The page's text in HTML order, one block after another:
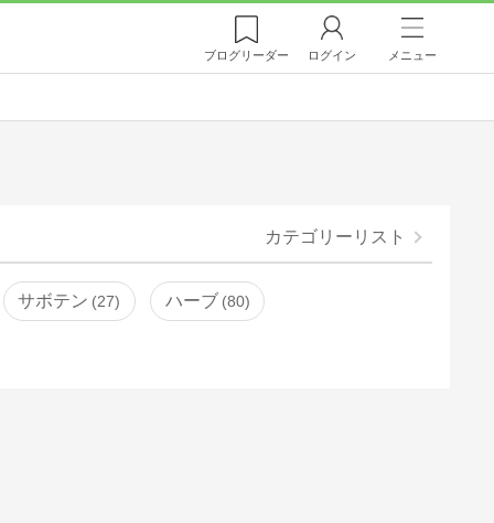
ブログリーダー ログイン メニュー
カテゴリーリスト
サボテン 27 ハーブ 80